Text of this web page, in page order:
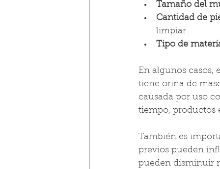
Tamaño del
Cantidad de
limpiar.
Tipo de
En algunos
tiene orina de
causada por uso
tiempo, productos
También es
previos pueden
pueden disminuir